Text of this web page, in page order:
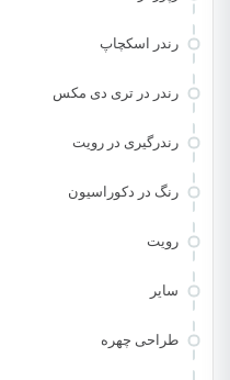
رندر اسکچاپ
رندر در تری دی مکس
رندرگیری در رویت
رنگ در دکوراسیون
رویت
سایر
طراحی چهره